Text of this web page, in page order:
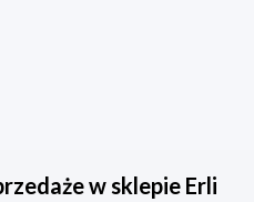
w sklepie Erli